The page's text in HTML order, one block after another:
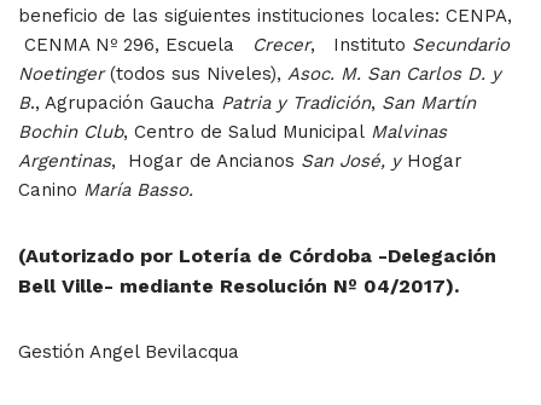
beneficio de las siguientes instituciones locales: CENPA,
CENMA Nº 296, Escuela
Crecer, Instituto Secundario
Noetinger(todos sus Niveles), Asoc. M. San Carlos D. y
B., Agrupación Gaucha Patria y Tradición, San Martín
Bochin Club, Centro de Salud Municipal Malvinas
Argentinas, Hogar de Ancianos San José, y Hogar
Canino María Basso.
(Autorizado por Lotería de Córdoba -Delegación
Bell Ville- mediante Resolución Nº 04/2017).
Gestión Angel Bevilacqua